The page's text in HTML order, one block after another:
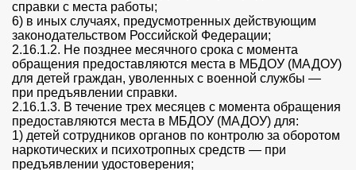
справки с места работы;
6) в иных случаях, предусмотренных действующим
законодательством Российской Федерации;
2.16.1.2. Не позднее месячного срока с момента
обращения предоставляются места в МБДОУ (МАДОУ)
для детей граждан, уволенных с военной службы —
при предъявлении справки.
2.16.1.3. В течение трех месяцев с момента обращения
предоставляются места в МБДОУ (МАДОУ) для:
1) детей сотрудников органов по контролю за оборотом
наркотических и психотропных средств — при
предъявлении удостоверения;